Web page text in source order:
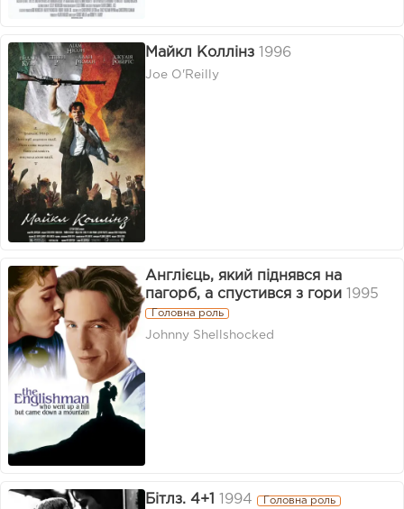
Майкл Коллінз 1996
Joe O'Reilly
Англієць, який піднявся на
пагорб, а спустився з гори
1995
Головна роль
Johnny Shellshocked
Бітлз. 4+1 1994 Головна роль